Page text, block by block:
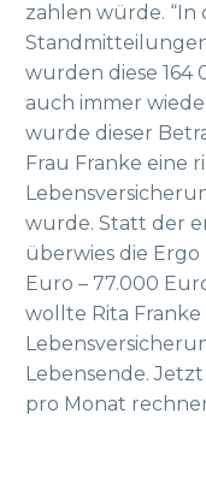
zahlen würde. “In
wurden diese 164
auch immer
wurde dieser
Frau Franke eine
wurde. Statt der
überwies die
Euro – 77.000
wollte Rita Franke
Lebensende.
pro Monat